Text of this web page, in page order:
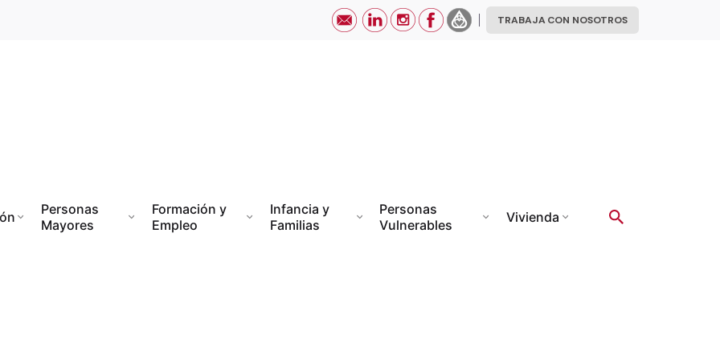
TRABAJA CON NOSOTROS
Personas
Mayores
Formación y
Empleo
Infancia y
Familias
Personas
Vulnerables
Vivienda